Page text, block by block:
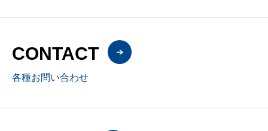
CONTACT
各種お問い合わせ